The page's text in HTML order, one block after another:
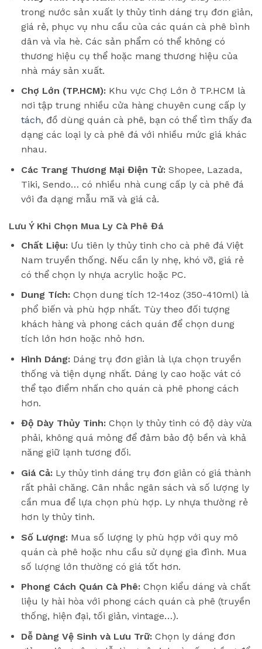
trong nước sản xuất ly thủy tinh dáng trụ đơn giản,
giá rẻ, phục vụ nhu cầu của các quán cà phê bình
dân và vỉa hè. Các sản phẩm có thể không có
thương hiệu cụ thể hoặc mang thương hiệu của
nhà máy sản xuất.
Chợ Lớn (TP.HCM):Khu vực Chợ Lớn ở TP.HCM là
nơi tập trung nhiều cửa hàng chuyên cung cấp ly
tách, đồ dùng quán cà phê, bạn có thể tìm thấy đa
dạng các loại ly cà phê đá với nhiều mức giá khác
nhau.
Các Trang Thương Mại Điện Tử:Shopee, Lazada,
Tiki, Sendo… có nhiều nhà cung cấp ly cà phê đá
với đa dạng mẫu mã và giá cả.
Lưu Ý Khi Chọn Mua Ly Cà Phê Đá
Chất Liệu:Ưu tiên ly thủy tinh cho cà phê đá Việt
Nam truyền thống. Nếu cần ly nhẹ, khó vỡ, giá rẻ
có thể chọn ly nhựa acrylic hoặc PC.
Dung Tích:Chọn dung tích 12-14oz (350-410ml) là
phổ biến và phù hợp nhất. Tùy theo đối tượng
khách hàng và phong cách quán để chọn dung
tích lớn hơn hoặc nhỏ hơn.
Hình Dáng:Dáng trụ đơn giản là lựa chọn truyền
thống và tiện dụng nhất. Dáng ly cao hoặc vát có
thể tạo điểm nhấn cho quán cà phê phong cách
hơn.
Độ Dày Thủy Tinh:Chọn ly thủy tinh có độ dày vừa
phải, không quá mỏng để đảm bảo độ bền và khả
năng giữ lạnh tương đối.
Giá Cả:Ly thủy tinh dáng trụ đơn giản có giá thành
rất phải chăng. Cân nhắc ngân sách và số lượng ly
cần mua để lựa chọn phù hợp. Ly nhựa thường rẻ
hơn ly thủy tinh.
Số Lượng:Mua số lượng ly phù hợp với quy mô
quán cà phê hoặc nhu cầu sử dụng gia đình. Mua
số lượng lớn thường có giá tốt hơn.
Phong Cách Quán Cà Phê:Chọn kiểu dáng và chất
liệu ly hài hòa với phong cách quán cà phê (truyền
thống, hiện đại, tối giản, vintage…).
Dễ Dàng Vệ Sinh và Lưu Trữ:Chọn ly dáng đơn